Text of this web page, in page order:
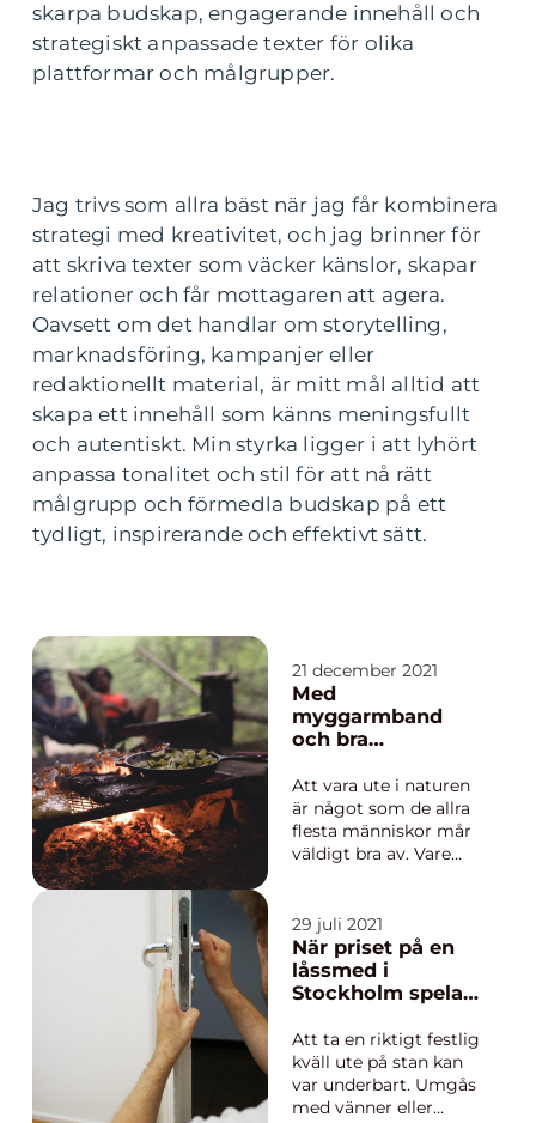
skarpa budskap, engagerande innehåll och
strategiskt anpassade texter för olika
plattformar och målgrupper.
Jag trivs som allra bäst när jag får kombinera
strategi med kreativitet, och jag brinner för
att skriva texter som väcker känslor, skapar
relationer och får mottagaren att agera.
Oavsett om det handlar om storytelling,
marknadsföring, kampanjer eller
redaktionellt material, är mitt mål alltid att
skapa ett innehåll som känns meningsfullt
och autentiskt. Min styrka ligger i att lyhört
anpassa tonalitet och stil för att nå rätt
målgrupp och förmedla budskap på ett
tydligt, inspirerande och effektivt sätt.
21 december 2021
Med
myggarmband
och bra
campingäventyret
goda
förutsättningar
att bli riktigt
Att vara ute i naturen
är något som de allra
flesta människor mår
väldigt bra av. Vare
eller vid sjö så
upplever många att
det är väldigt
rogivande och man...
29 juli 2021
När priset på en
låssmed i
Stockholm spelar
Att ta en riktigt festlig
kväll ute på stan kan
var underbart. Umgås
med vänner eller